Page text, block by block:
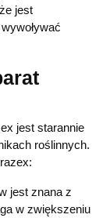
jest
jest starannie
roślinnych.
jest znana z
w zwiększeniu